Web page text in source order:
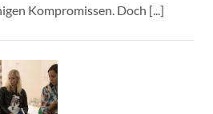
Kompromissen. Doch [...]